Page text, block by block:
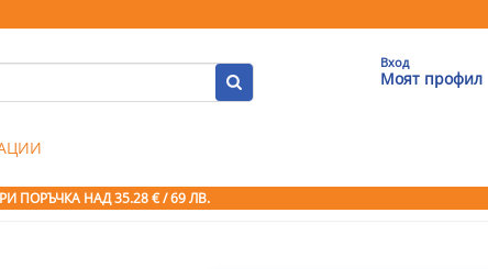
Вход
Моят профил
ПОРЪЧКА НАД 35.28 € / 69 ЛВ.